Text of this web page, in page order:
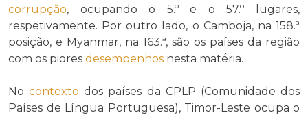
corrupção, ocupando o 5.º e o 57.º lugares,
respetivamente. Por outro lado, o Camboja, na 158.ª
posição, e Myanmar, na 163.ª, são os países da região
com os piores desempenhos nesta matéria.
Nocontexto dos países da CPLP (Comunidade dos
Países de Língua Portuguesa), Timor-Leste ocupa o